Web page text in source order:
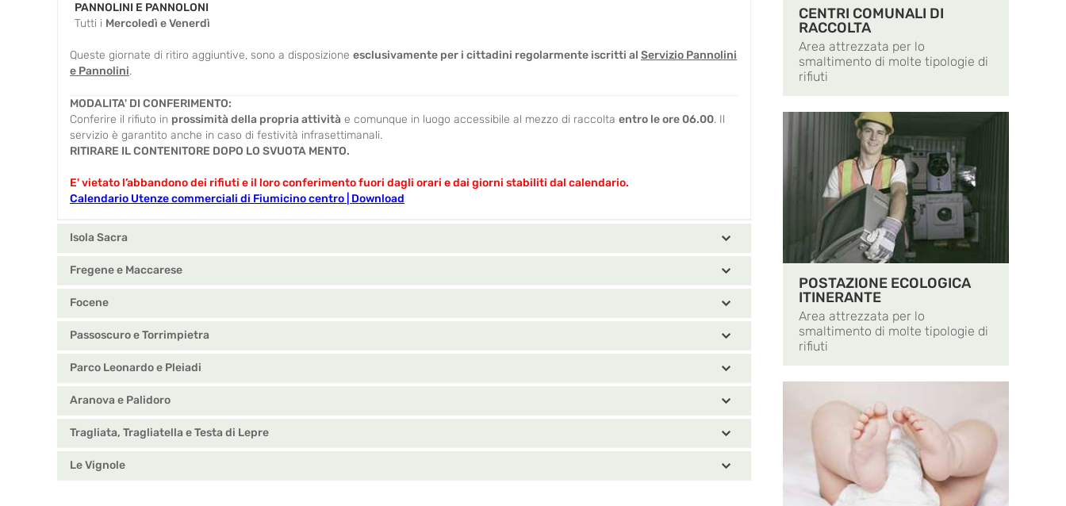
PANNOLINI E PANNOLONI
Tutti i Mercoledì e Venerdì
Queste giornate di ritiro aggiuntive, sono a disposizione esclusivamente per i cittadini regolarmente iscritti al Servizio Pannolini
e Pannolini.
MODALITA' DI CONFERIMENTO:
Conferire il rifiuto in prossimità della propria attività e comunque in luogo accessibile al mezzo di raccolta entro le ore 06.00. Il
servizio è garantito anche in caso di festività infrasettimanali.
RITIRARE IL CONTENITORE DOPO LO SVUOTA MENTO.
E' vietato l’abbandono dei rifiuti e il loro conferimento fuori dagli orari e dai giorni stabiliti dal calendario.
Calendario Utenze commerciali di Fiumicino centro | Download
Isola Sacra
Fregene e Maccarese
Focene
Passoscuro e Torrimpietra
Parco Leonardo e Pleiadi
Aranova e Palidoro
Tragliata, Tragliatella e Testa di Lepre
Le Vignole
CENTRI COMUNALI DI
RACCOLTA
Area attrezzata per lo
smaltimento di molte tipologie di
rifiuti
POSTAZIONE ECOLOGICA
ITINERANTE
Area attrezzata per lo
smaltimento di molte tipologie di
rifiuti